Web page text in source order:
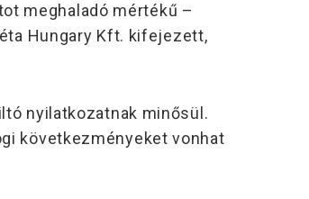
meghaladó mértékű –
Hungary Kft. kifejezett,
nyilatkozatnak minősül.
következményeket vonhat